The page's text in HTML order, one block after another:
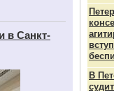
в Санкт-
В